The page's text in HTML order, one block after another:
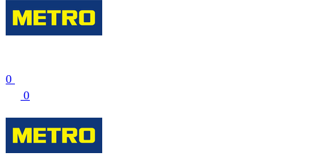
0
0